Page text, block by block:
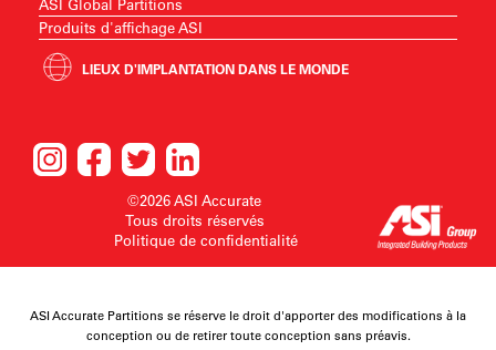
ASI Global Partitions
Produits d'affichage ASI
LIEUX D'IMPLANTATION DANS LE MONDE
©2026 ASI Accurate
Tous droits réservés
Politique de confidentialité
ASI Accurate Partitions se réserve le droit d'apporter des modifications à la
conception ou de retirer toute conception sans préavis.